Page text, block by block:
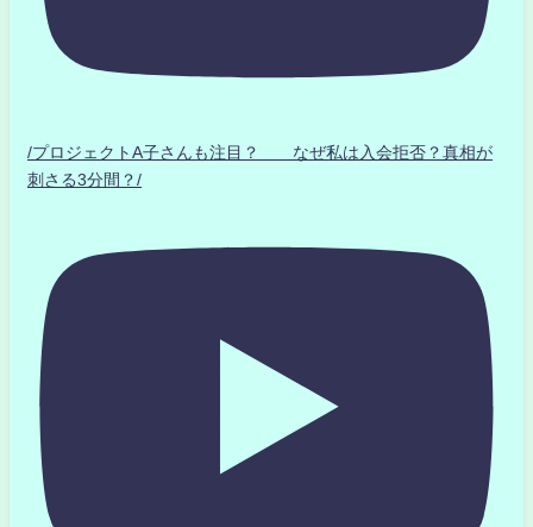
/プロジェクトA子さんも注目？ なぜ私は入会拒否？真相が
刺さる3分間？/